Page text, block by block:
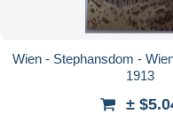
Wien - Stephansdom -
1913
±